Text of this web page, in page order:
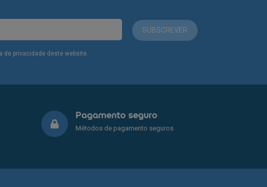
SUBSCREVER
de privacidade deste website.
Pagamento seguro
Métodos de pagamento seguros